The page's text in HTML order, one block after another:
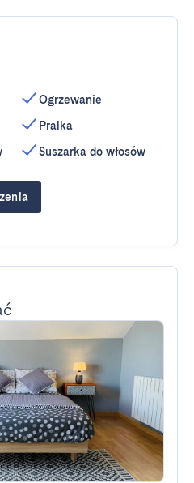
Ogrzewanie
Pralka
Suszarka do włosów